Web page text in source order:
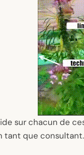
sur chacun de
tant que consultant.